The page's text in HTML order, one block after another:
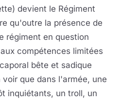
devient le Régiment
qu'outre la présence de
régiment en question
compétences limitées
bête et sadique
que dans l'armée, une
inquiétants, un troll, un